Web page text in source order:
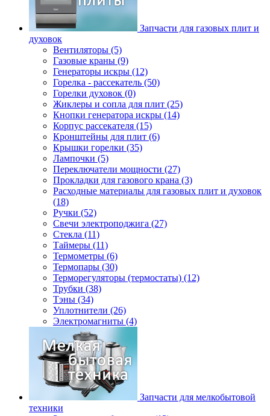
Запчасти для газовых плит и
духовок
Вентиляторы (5)
Газовые краны (9)
Генераторы искры (12)
Горелка - рассекатель (50)
Горелки духовок (0)
Жиклеры и сопла для плит (25)
Кнопки генератора искры (14)
Корпус рассекателя (15)
Кронштейны для плит (6)
Крышки горелки (35)
Лампочки (5)
Переключатели мощности (27)
Прокладки для газового крана (3)
Расходные материалы для газовых плит и духовок
(18)
Ручки (52)
Свечи электроподжига (27)
Стекла (11)
Таймеры (11)
Термометры (6)
Термопары (30)
Терморегуляторы (термостаты) (12)
Трубки (38)
Тэны (34)
Уплотнители (26)
Электромагниты (4)
Запчасти для мелкобытовой
техники